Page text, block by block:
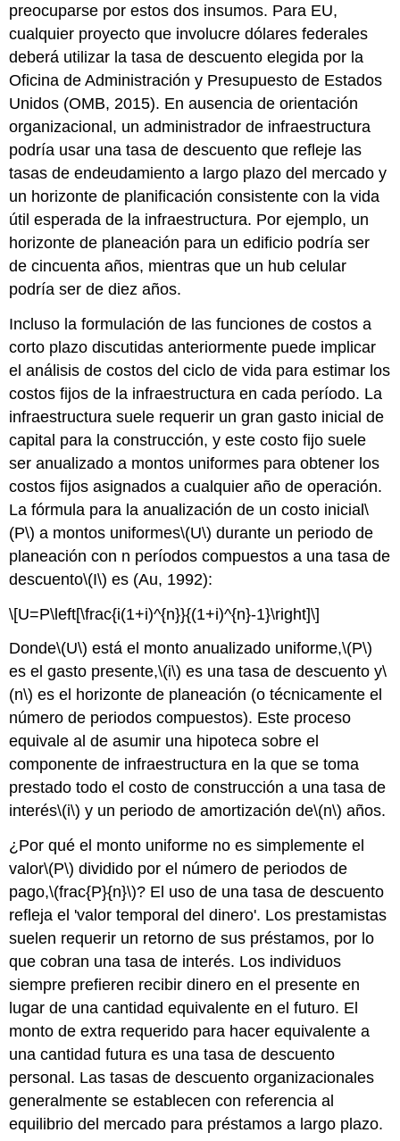
preocuparse por estos dos insumos. Para EU,
cualquier proyecto que involucre dólares federales
deberá utilizar la tasa de descuento elegida por la
Oficina de Administración y Presupuesto de Estados
Unidos (OMB, 2015). En ausencia de orientación
organizacional, un administrador de infraestructura
podría usar una tasa de descuento que refleje las
tasas de endeudamiento a largo plazo del mercado y
un horizonte de planificación consistente con la vida
útil esperada de la infraestructura. Por ejemplo, un
horizonte de planeación para un edificio podría ser
de cincuenta años, mientras que un hub celular
podría ser de diez años.
Incluso la formulación de las funciones de costos a
corto plazo discutidas anteriormente puede implicar
el análisis de costos del ciclo de vida para estimar los
costos fijos de la infraestructura en cada período. La
infraestructura suele requerir un gran gasto inicial de
capital para la construcción, y este costo fijo suele
ser anualizado a montos uniformes para obtener los
costos fijos asignados a cualquier año de operación.
La fórmula para la anualización de un costo inicial\
(P\) a montos uniformes\(U\) durante un periodo de
planeación con n períodos compuestos a una tasa de
descuento\(I\) es (Au, 1992):
\[U=P\left[\frac{i(1+i)^{n}}{(1+i)^{n}-1}\right]\]
Donde\(U\) está el monto anualizado uniforme,\(P\)
es el gasto presente,\(i\) es una tasa de descuento y\
(n\) es el horizonte de planeación (o técnicamente el
número de periodos compuestos). Este proceso
equivale al de asumir una hipoteca sobre el
componente de infraestructura en la que se toma
prestado todo el costo de construcción a una tasa de
interés\(i\) y un periodo de amortización de\(n\) años.
¿Por qué el monto uniforme no es simplemente el
valor\(P\) dividido por el número de periodos de
pago,\(frac{P}{n}\)? El uso de una tasa de descuento
refleja el 'valor temporal del dinero'. Los prestamistas
suelen requerir un retorno de sus préstamos, por lo
que cobran una tasa de interés. Los individuos
siempre prefieren recibir dinero en el presente en
lugar de una cantidad equivalente en el futuro. El
monto de extra requerido para hacer equivalente a
una cantidad futura es una tasa de descuento
personal. Las tasas de descuento organizacionales
generalmente se establecen con referencia al
equilibrio del mercado para préstamos a largo plazo.